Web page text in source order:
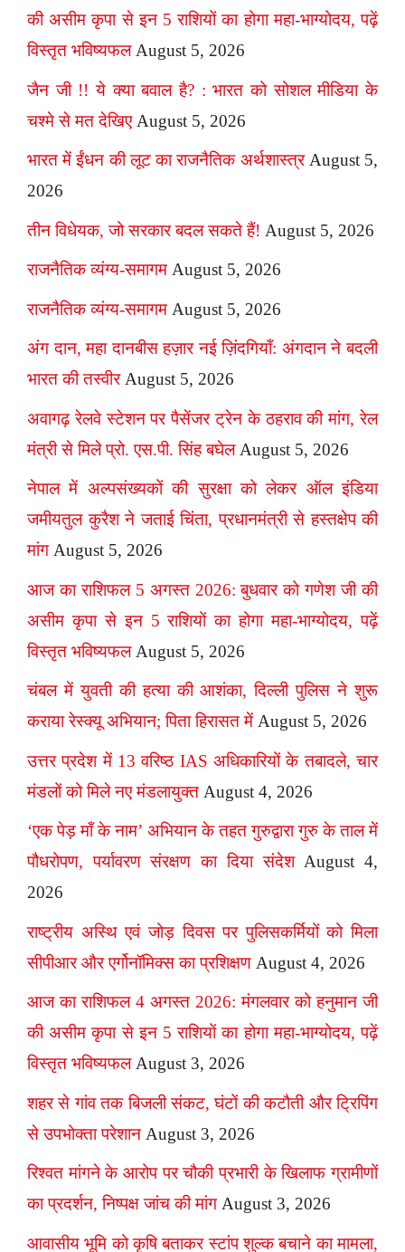
की असीम कृपा से इन 5 राशियों का होगा महा-भाग्योदय, पढ़ें
विस्तृत भविष्यफल August 5, 2026
जैन जी !! ये क्या बवाल है? : भारत को सोशल मीडिया के
चश्मे से मत देखिए August 5, 2026
भारत में ईंधन की लूट का राजनैतिक अर्थशास्त्र August 5,
2026
तीन विधेयक, जो सरकार बदल सकते हैं! August 5, 2026
राजनैतिक व्यंग्य-समागम August 5, 2026
राजनैतिक व्यंग्य-समागम August 5, 2026
अंग दान, महा दानबीस हज़ार नई ज़िंदगियाँ: अंगदान ने बदली
भारत की तस्वीर August 5, 2026
अवागढ़ रेलवे स्टेशन पर पैसेंजर ट्रेन के ठहराव की मांग, रेल
मंत्री से मिले प्रो. एस.पी. सिंह बघेल August 5, 2026
नेपाल में अल्पसंख्यकों की सुरक्षा को लेकर ऑल इंडिया
जमीयतुल कुरैश ने जताई चिंता, प्रधानमंत्री से हस्तक्षेप की
मांग August 5, 2026
आज का राशिफल 5 अगस्त 2026: बुधवार को गणेश जी की
असीम कृपा से इन 5 राशियों का होगा महा-भाग्योदय, पढ़ें
विस्तृत भविष्यफल August 5, 2026
चंबल में युवती की हत्या की आशंका, दिल्ली पुलिस ने शुरू
कराया रेस्क्यू अभियान; पिता हिरासत में August 5, 2026
उत्तर प्रदेश में 13 वरिष्ठ IAS अधिकारियों के तबादले, चार
मंडलों को मिले नए मंडलायुक्त August 4, 2026
‘एक पेड़ माँ के नाम’ अभियान के तहत गुरुद्वारा गुरु के ताल में
पौधरोपण, पर्यावरण संरक्षण का दिया संदेश August 4,
2026
राष्ट्रीय अस्थि एवं जोड़ दिवस पर पुलिसकर्मियों को मिला
सीपीआर और एर्गोनॉमिक्स का प्रशिक्षण August 4, 2026
आज का राशिफल 4 अगस्त 2026: मंगलवार को हनुमान जी
की असीम कृपा से इन 5 राशियों का होगा महा-भाग्योदय, पढ़ें
विस्तृत भविष्यफल August 3, 2026
शहर से गांव तक बिजली संकट, घंटों की कटौती और ट्रिपिंग
से उपभोक्ता परेशान August 3, 2026
रिश्वत मांगने के आरोप पर चौकी प्रभारी के खिलाफ ग्रामीणों
का प्रदर्शन, निष्पक्ष जांच की मांग August 3, 2026
आवासीय भूमि को कृषि बताकर स्टांप शुल्क बचाने का मामला,